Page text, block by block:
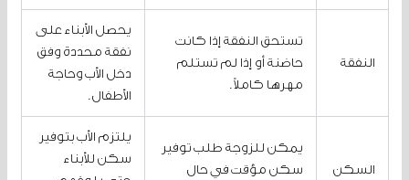
النفقة
تستحق النفقة إذا كانت
حاضنة أو إذا لم تستلم
مهرها كاملاً.
يحصل الأبناء على
نفقة محددة وفق
دخل الأب وحاجة
الأطفال.
السكن
يمكن للزوجة طلب توفير
سكن مؤقت في حال
يلتزم الأب بتوفير
سكن للأبناء